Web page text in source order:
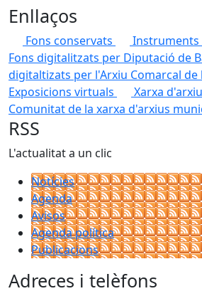
Enllaços
Fons conservats
Instruments
Fons digitalitzats per Diputació de
digitaltizats per l'Arxiu Comarcal de
Exposicions virtuals
Xarxa
Comunitat de la xarxa d'arxius
RSS
L'actualitat a un clic
Notícies
Agenda
Avisos
Agenda política
Publicacions
Adreces i telèfons